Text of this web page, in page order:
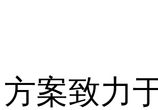
方案致力